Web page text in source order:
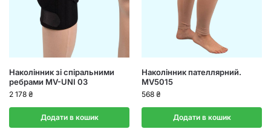
Наколінник зі спіральними
ребрами MV-UNI 03
2 178 ₴
Додати в кошик
Наколінник пателлярний.
MV5015
568 ₴
Додати в кошик